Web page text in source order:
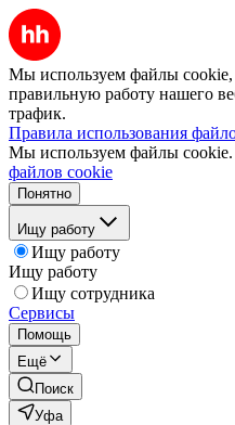
Мы используем файлы cookie,
правильную работу нашего
трафик.
Правила использования
Мы используем файлы cookie.
файлов cookie
Понятно
Ищу работу
Ищу работу
Ищу работу
Ищу сотрудника
Сервисы
Помощь
Ещё
Поиск
Уфа